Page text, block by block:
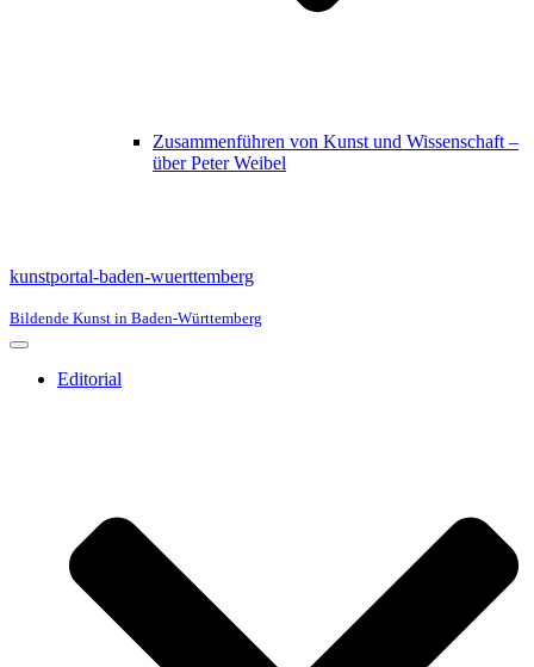
Zusammenführen von Kunst und Wissenschaft –
über Peter Weibel
Uli Rothfuss
kunstportal-baden-wuerttemberg
Bildende Kunst in Baden-Württemberg
Navigationsmenü
Editorial